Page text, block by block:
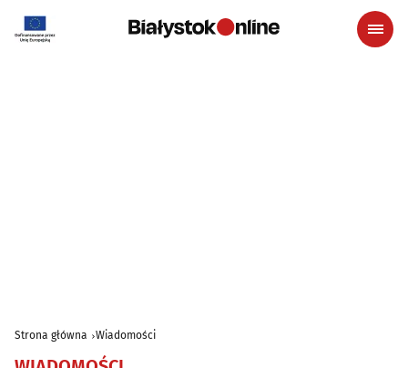
Strona główna Wiadomości